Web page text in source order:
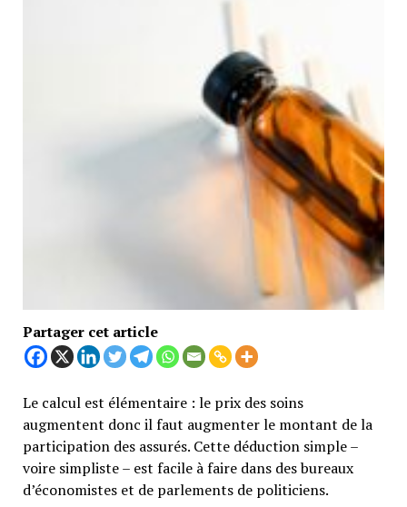
Partager cet article
Le calcul est élémentaire : le prix des soins
augmentent donc il faut augmenter le montant de la
participation des assurés. Cette déduction simple –
voire simpliste – est facile à faire dans des bureaux
d’économistes et de parlements de politiciens.